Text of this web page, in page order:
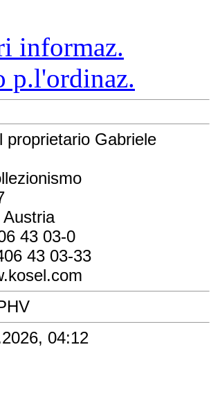
informaz.
p.l'ordinaz.
Gabriele
43 03-0
43 03-33
04:12